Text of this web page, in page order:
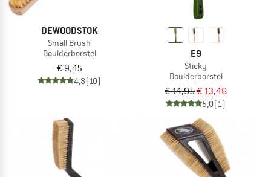
DEWOODSTOK
Small Brush
Boulderborstel
€ 9,45
4,8(10)
E9
Sticky
Boulderborstel
€ 14,95€ 13,46
5,0(1)